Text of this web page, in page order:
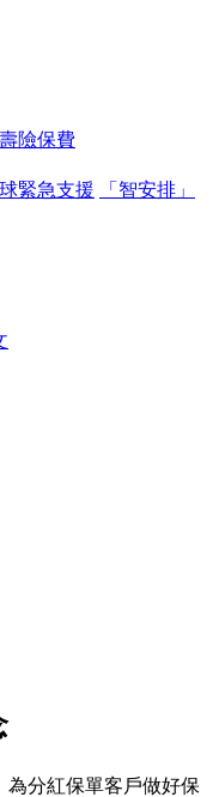
險保費
緊急支援
「智安排」
為分紅保單客戶做好保